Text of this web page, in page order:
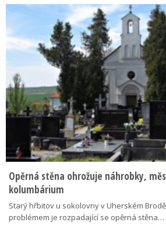
Opěrná stěna ohrožuje náhrobky,
kolumbárium
Starý hřbitov u sokolovny v Uherském
problémem je rozpadající se opěrná stěna…